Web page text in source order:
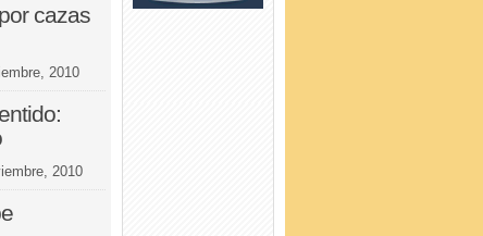
cazas
2010
2010